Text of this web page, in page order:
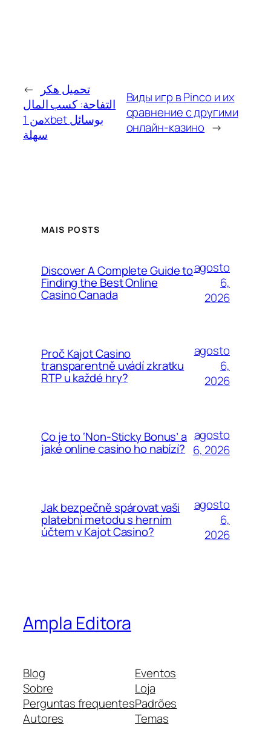
←
تحميل هكر
التفاحة: كسب المال
من 1xbet بوسائل
سهلة
Виды игр в Pinco и их
сравнение с другими
онлайн-казино →
MAIS POSTS
Discover A Complete Guide to
Finding the Best Online
Casino Canada
agosto
6,
2026
Proč Kajot Casino
transparentně uvádí zkratku
RTP u každé hry?
agosto
6,
2026
Co je to ‘Non-Sticky Bonus’ a
jaké online casino ho nabízí?
agosto
6, 2026
Jak bezpečně spárovat vaši
platební metodu s herním
účtem v Kajot Casino?
agosto
6,
2026
Ampla Editora
Blog
Sobre
Perguntas frequentes
Autores
Eventos
Loja
Padrões
Temas